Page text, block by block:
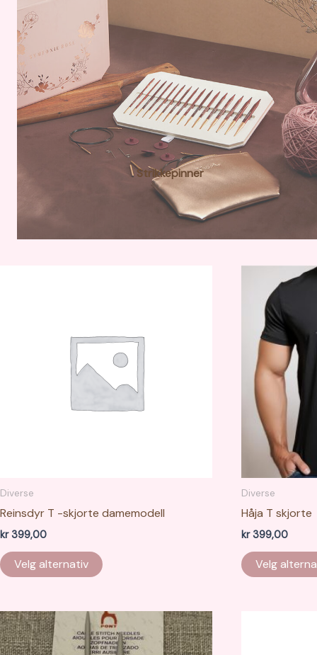
Strikkepinner
Diverse
Reinsdyr T -skjorte damemodell
kr399,00
Velg alternativ
produktet
flere
varianter.
Alternativene
Diverse
Håja T skjorte
kr399,00
Velg